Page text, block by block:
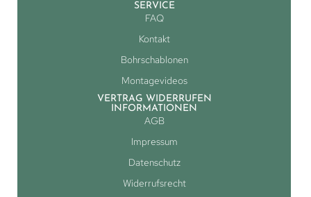
SERVICE
FAQ
Kontakt
Bohrschablonen
Montagevideos
VERTRAG WIDERRUFEN
INFORMATIONEN
AGB
Impressum
Datenschutz
Widerrufsrecht